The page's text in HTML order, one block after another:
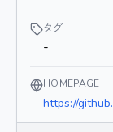
タグ
-
HOMEPAGE
https://